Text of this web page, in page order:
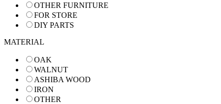
OTHER FURNITURE
FOR STORE
DIY PARTS
MATERIAL
OAK
WALNUT
ASHIBA WOOD
IRON
OTHER